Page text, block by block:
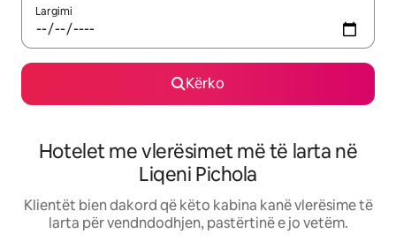
Largimi
Kërko
Hotelet me vlerësimet më të larta në
Liqeni Pichola
Klientët bien dakord që këto kabina kanë vlerësime të
larta për vendndodhjen, pastërtinë e jo vetëm.